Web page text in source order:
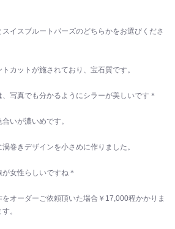
イスブルートパーズのどちらかをお選びくださ
カットが施されており、宝石質です。
写真でも分かるようにシラーが美しいです＊
いが濃いめです。
巻きデザインを小さめに作りました。
女性らしいですね＊
オーダーご依頼頂いた場合￥17,000程かかりま
。